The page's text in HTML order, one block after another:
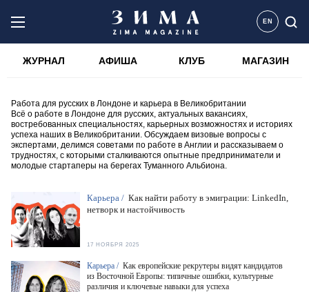
EN
ЖУРНАЛ АФИША КЛУБ МАГАЗИН
Работа для русских в Лондоне и карьера в Великобритании
Всё о работе в Лондоне для русских, актуальных вакансиях,
востребованных специальностях, карьерных возможностях и историях
успеха наших в Великобритании. Обсуждаем визовые вопросы с
экспертами, делимся советами по работе в Англии и рассказываем о
трудностях, с которыми сталкиваются опытные предприниматели и
молодые стартаперы на берегах Туманного Альбиона.
Карьера / Как европейские рекрутеры видят кандидатов
из Восточной Европы: типичные ошибки, культурные
различия и ключевые навыки для успеха
Карьера / Как найти работу в эмиграции: LinkedIn,
нетворк и настойчивость
17 НОЯБРЯ 2025